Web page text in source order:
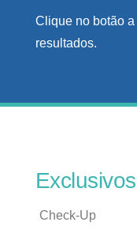
Clique no botão
resultados.
Exclusivos
Check-Up